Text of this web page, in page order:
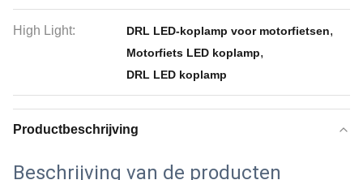
High Light: DRL LED-koplamp voor motorfietsen,
Motorfiets LED koplamp,
DRL LED koplamp
Productbeschrijving
Beschrijving van de producten